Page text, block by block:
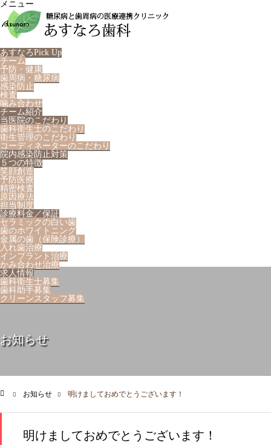
メニュー
あすなろPick Up
チーム
予防・健康
歯周病・糖尿病
感染防止
検査
噛み合わせ
チーム紹介
当医院のこだわり
歯科衛生士のこだわり
衛生管理のこだわり
コーディネーターのこだわり
院内感染防止対策
５つの特徴
笑顔創造
予防医療
精密検査
原因療法
担当制度
診療料金／保証
セラミックの白い歯
歯のホワイトニング
金属の歯（保険診療）
入れ歯治療
インプラント治療
かみ合わせ治療
求人情報
歯科衛生士募集
歯科助手募集
クリーンスタッフ募集
お知らせ
お知らせ 明けましておめでとうございます！
明けましておめでとうございます！